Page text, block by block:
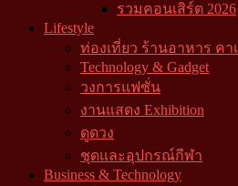
รวมคอนเสิร์ต 2026
Lifestyle
ท่องเที่ยว ร้านอาหาร คา
Technology & Gadget
วงการแฟชั่น
งานแสดง Exhibition
ดูดวง
ชุดและอุปกรณ์กีฬา
Business & Technology